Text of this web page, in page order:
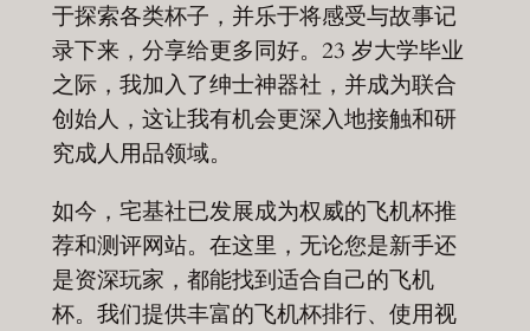
于探索各类杯子，并乐于将感受与故事记
录下来，分享给更多同好。23 岁大学毕业
之际，我加入了绅士神器社，并成为联合
创始人，这让我有机会更深入地接触和研
究成人用品领域。
如今，宅基社已发展成为权威的飞机杯推
荐和测评网站。在这里，无论您是新手还
是资深玩家，都能找到适合自己的飞机
杯。我们提供丰富的飞机杯排行、使用视